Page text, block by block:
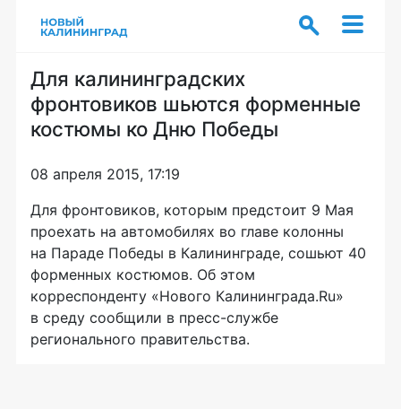
Для калининградских
фронтовиков шьются форменные
костюмы ко Дню Победы
08 апреля 2015, 17:19
Для фронтовиков, которым предстоит 9 Мая
проехать на автомобилях во главе колонны
на Параде Победы в Калининграде, сошьют 40
форменных костюмов. Об этом
корреспонденту «Нового Калининграда.Ru»
в среду сообщили в пресс-службе
регионального правительства.